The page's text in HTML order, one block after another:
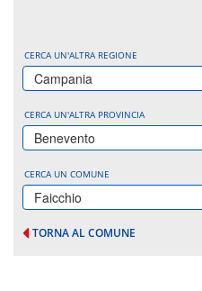
CERCA UN'ALTRA REGIONE
Campania
CERCA UN'ALTRA PROVINCIA
Benevento
CERCA UN COMUNE
Faicchio
TORNA AL COMUNE